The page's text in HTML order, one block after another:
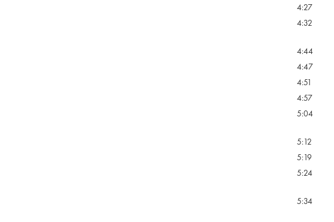
4:27
4:32
4:44
4:47
4:51
4:57
5:04
5:12
5:19
5:24
5:34